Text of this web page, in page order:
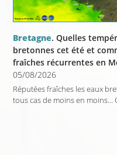
Bretagne. Quelles
bretonnes cet été et
fraîches récurrentes en
05/08/2026
Réputées fraîches les eaux
tous cas de moins en moins…